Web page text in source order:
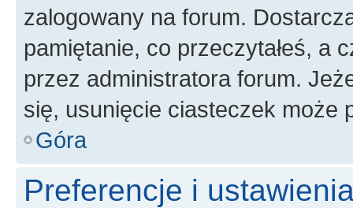
zalogowany na forum.
pamiętanie, co przeczytałeś, a
przez administratora forum.
się, usunięcie ciasteczek może
Góra
Preferencje i